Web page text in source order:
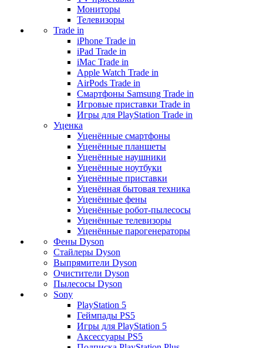
Мониторы
Телевизоры
Trade in
iPhone Trade in
iPad Trade in
iMac Trade in
Apple Watch Trade in
AirPods Trade in
Смартфоны Samsung Trade in
Игровые приставки Trade in
Игры для PlayStation Trade in
Уценка
Уценённые смартфоны
Уценённые планшеты
Уценённые наушники
Уценённые ноутбуки
Уценённые приставки
Уценённая бытовая техника
Уценённые фены
Уценённые робот-пылесосы
Уценённые телевизоры
Уценённые парогенераторы
Фены Dyson
Стайлеры Dyson
Выпрямители Dyson
Очистители Dyson
Пылесосы Dyson
Sony
PlayStation 5
Геймпады PS5
Игры для PlayStation 5
Аксессуары PS5